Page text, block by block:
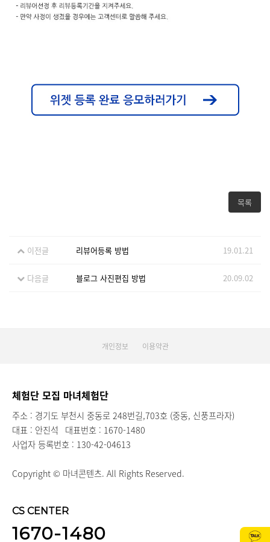
목록
이전글 리뷰어등록 방법 19.01.21
다음글 블로그 사진편집 방법 20.09.02
개인정보 이용약관
체험단 모집 마녀체험단
주소 : 경기도 부천시 중동로 248번길,703호 (중동, 신풍프라자)
대표 : 안진석 대표번호 : 1670-1480
사업자 등록번호 : 130-42-04613
Copyright © 마녀콘텐츠. All Rights Reserved.
CS CENTER
1670-1480